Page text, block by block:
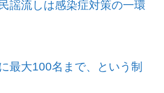
謡流しは感染症対策の一環
最大100名まで、という制